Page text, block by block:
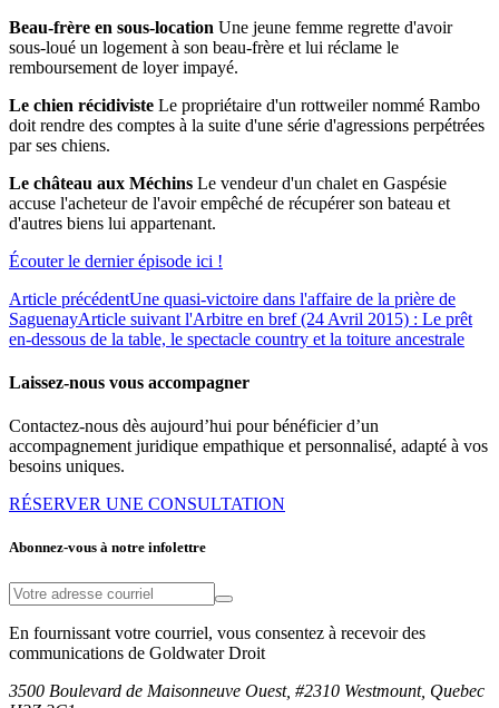
Beau-frère en sous-location Une jeune femme regrette d'avoir
sous-loué un logement à son beau-frère et lui réclame le
remboursement de loyer impayé.
Le chien récidiviste Le propriétaire d'un rottweiler nommé Rambo
doit rendre des comptes à la suite d'une série d'agressions perpétrées
par ses chiens.
Le château aux Méchins Le vendeur d'un chalet en Gaspésie
accuse l'acheteur de l'avoir empêché de récupérer son bateau et
d'autres biens lui appartenant.
Écouter le dernier épisode ici !
Article précédentUne quasi-victoire dans l'affaire de la prière de
SaguenayArticle suivant l'Arbitre en bref (24 Avril 2015) : Le prêt
en-dessous de la table, le spectacle country et la toiture ancestrale
Laissez-nous vous accompagner
Contactez-nous dès aujourd’hui pour bénéficier d’un
accompagnement juridique empathique et personnalisé, adapté à vos
besoins uniques.
RÉSERVER UNE CONSULTATION
Abonnez-vous à notre infolettre
En fournissant votre courriel, vous consentez à recevoir des
communications de Goldwater Droit
3500 Boulevard de Maisonneuve Ouest, #2310 Westmount, Quebec